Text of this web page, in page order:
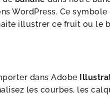
WordPress. Ce symbole
illustrer ce fruit ou le
dans Adobe
les courbes, les